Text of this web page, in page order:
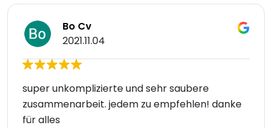
Bo Cv
2021.11.04
super unkomplizierte und sehr saubere
zusammenarbeit. jedem zu empfehlen! danke
für alles